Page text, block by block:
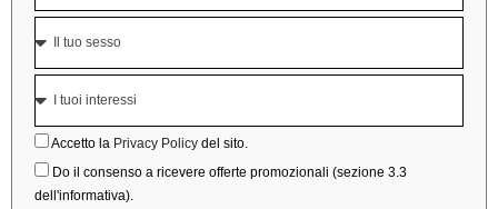
Accetto la Privacy Policy del sito.
Do il consenso a ricevere offerte promozionali (sezione 3.3
dell'informativa).